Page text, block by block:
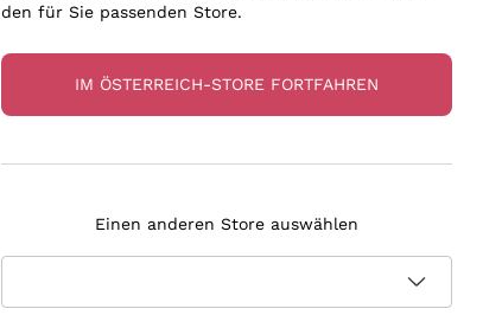
den für Sie passenden Store.
IM ÖSTERREICH-STORE FORTFAHREN
Einen anderen Store auswählen